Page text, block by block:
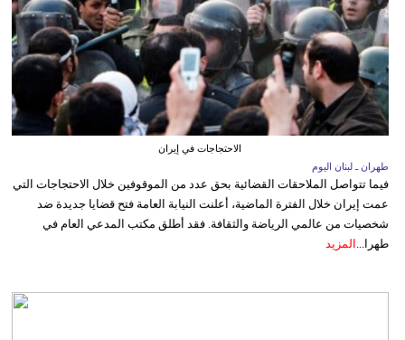
الاحتجاجات في إيران
طهران ـ لبنان اليوم
فيما تتواصل الملاحقات القضائية بحق عدد من الموقوفين خلال الاحتجاجات التي
عمت إيران خلال الفترة الماضية، أعلنت النيابة العامة فتح قضايا جديدة ضد
شخصيات من عالمي الرياضة والثقافة. فقد أطلق مكتب المدعي العام في
طهرا... المزيد